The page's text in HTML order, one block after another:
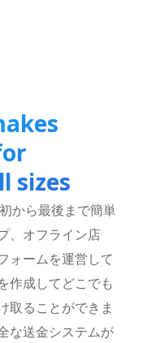
sizes
から最後まで簡単
、オフライン店
ォームを運営して
作成してどこでも
取ることができま
な送金システムが